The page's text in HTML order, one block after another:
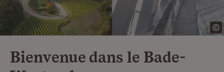
Bienvenue dans le Bade-